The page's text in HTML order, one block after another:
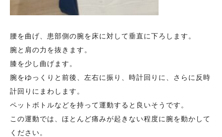
腰を曲げ、患部側の腕を床に対して垂直に下ろします。
腕と肩の力を抜きます。
膝を少し曲げます。
腕をゆっくりと前後、左右に振り、時計回りに、さらに反時
計回りにまわします。
ペットボトルなどを持って運動すると良いそうです。
この運動では、ほとんど痛みが起きない程度に腕を動かして
ください。